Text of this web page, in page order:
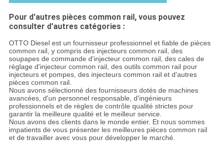
Pour d'autres pièces common rail, vous pouvez
consulter d'autres catégories :
OTTO Diesel est un fournisseur professionnel et fiable de pièces
common rail, y compris des injecteurs common rail, des
soupapes de commande d'injecteur common rail, des cales de
réglage d'injecteur common rail, des outils common rail pour
injecteurs et pompes, des injecteurs common rail et d'autres
pièces common rail.
Nous avons sélectionné des fournisseurs dotés de machines
avancées, d'un personnel responsable, d'ingénieurs
professionnels et de règles de contrôle qualité strictes pour
garantir la meilleure qualité et le meilleur service.
Nous avons des clients dans le monde entier. Et nous sommes
impatients de vous présenter les meilleures pièces common rail
et de travailler avec vous pour développer le marché.